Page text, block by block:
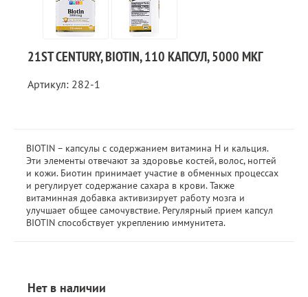
21ST CENTURY, BIOTIN, 110 КАПСУЛ, 5000 МКГ
Артикул: 282-1
BIOTIN – капсулы с содержанием витамина H и кальция.
Эти элементы отвечают за здоровье костей, волос, ногтей
и кожи. Биотин принимает участие в обменных процессах
и регулирует содержание сахара в крови. Также
витаминная добавка активизирует работу мозга и
улучшает общее самочувствие. Регулярный прием капсул
BIOTIN способствует укреплению иммунитета.
Нет в наличии